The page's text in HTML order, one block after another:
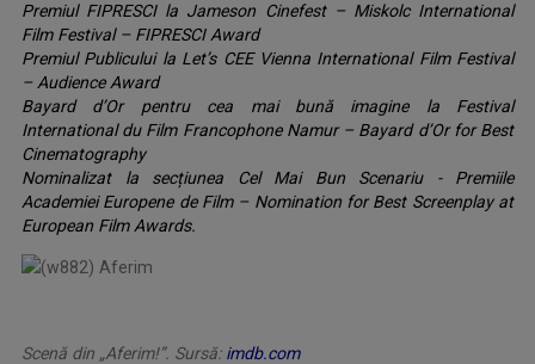
Premiul FIPRESCI la Jameson Cinefest – Miskolc International
Film Festival – FIPRESCI Award
Premiul Publicului la Let’s CEE Vienna International Film Festival
– Audience Award
Bayard d’Or pentru cea mai bună imagine la Festival
International du Film Francophone Namur – Bayard d’Or for Best
Cinematography
Nominalizat la secțiunea Cel Mai Bun Scenariu - Premiile
Academiei Europene de Film – Nomination for Best Screenplay at
European Film Awards.
Scenă din „Aferim!”. Sursă:imdb.com